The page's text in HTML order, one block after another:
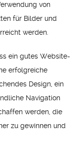
von
für Bilder und
werden.
ein gutes Website-
erfolgreiche
Design, ein
Navigation
werden, die
zu gewinnen und